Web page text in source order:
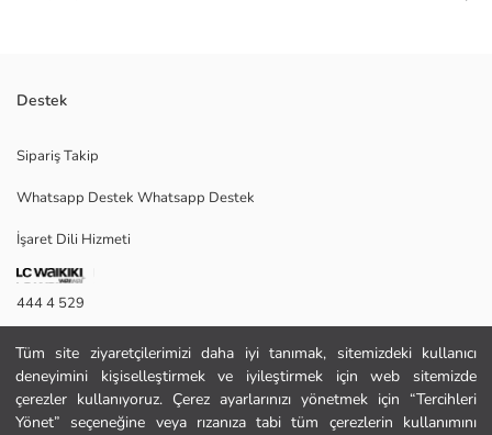
Tüm site ziyaretçilerimizi daha iyi tanımak, sitemizdeki kullanıcı
deneyimini kişiselleştirmek ve iyileştirmek için web sitemizde
çerezler kullanıyoruz. Çerez ayarlarınızı yönetmek için “Tercihleri
Yönet” seçeneğine veya rızanıza tabi tüm çerezlerin kullanımını
mevcuttur.
2. Malzeme Bileklik-Bijuteri:
2. Malzeme Kolye:
2. Malzeme Yüzük:
Ana Malzeme Bileklik-Bijuteri:
Ana Malzeme Kolye:
Ana Malzeme Yüzük:
Satıcı:
Marka:
Cinsiyet:
Destek
Sipariş Takip
Whatsapp Destek Whatsapp Destek
İşaret Dili Hizmeti
444 4 529
İletişim Formu
444 4 529